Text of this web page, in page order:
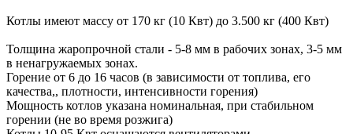
Котлы имеют массу от 170 кг (10 Квт) до 3.500 кг (400 Квт)
Толщина жаропрочной стали - 5-8 мм в рабочих зонах, 3-5 мм
в ненагружаемых зонах.
Горение от 6 до 16 часов (в зависимости от топлива, его
качества,, плотности, интенсивности горения)
Мощность котлов указана номинальная, при стабильном
горении (не во время розжига)